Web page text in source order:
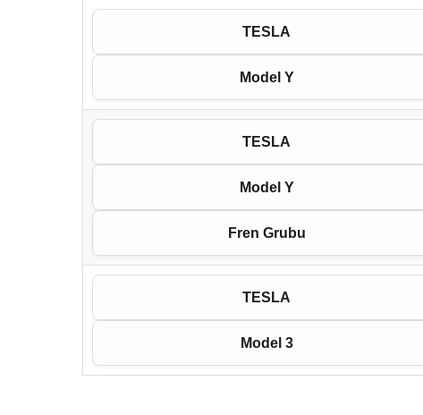
TESLA
Model Y
TESLA
Model Y
Fren Grubu
TESLA
Model 3